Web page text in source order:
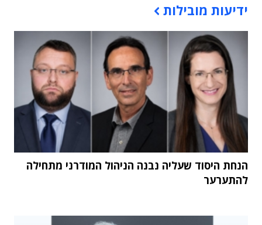
ידיעות מובילות
הנחת היסוד שעליה נבנה הניהול המודרני מתחילה
להתערער